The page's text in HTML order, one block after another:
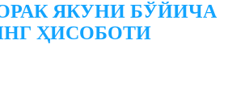
ЯКУНИ БЎЙИЧА
ҲИСОБОТИ